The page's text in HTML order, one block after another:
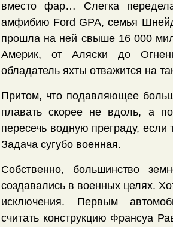
вместо фар… Слегка
амфибию Ford GPA, семья
прошла на ней свыше 16 000
Америк, от Аляски до
обладатель яхты отважится на
Притом, что подавляющее
плавать скорее не вдоль, а
пересечь водную преграду, если
Задача сугубо военная.
Собственно, большинство
создавались в военных целях.
исключения. Первым
считать конструкцию Франсуа